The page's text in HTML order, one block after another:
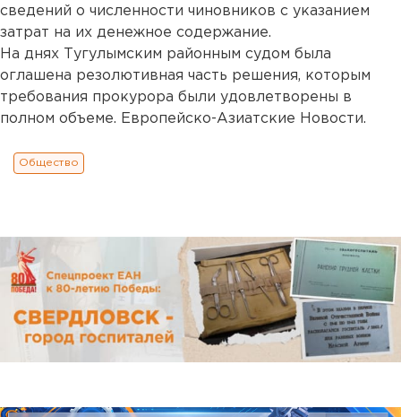
сведений о численности чиновников с указанием
затрат на их денежное содержание.
На днях Тугулымским районным судом была
оглашена резолютивная часть решения, которым
требования прокурора были удовлетворены в
полном объеме. Европейско-Азиатские Новости.
Общество